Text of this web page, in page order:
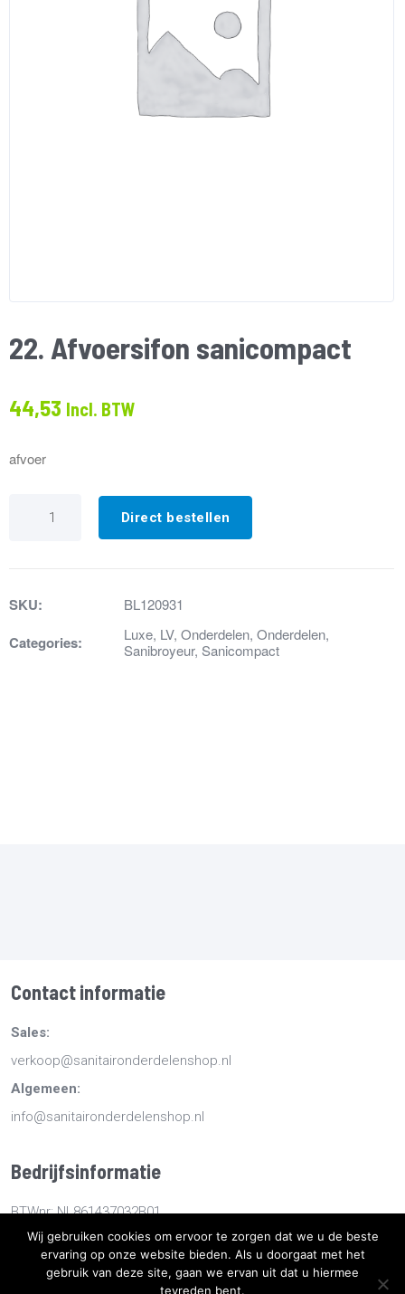
22. Afvoersifon sanicompact
44,53 Incl. BTW
afvoer
Afvoersifon
Direct bestellen
SKU: BL120931
Categories: Luxe, LV, Onderdelen, Onderdelen,
Sanibroyeur, Sanicompact
Contact informatie
Sales:
verkoop@sanitaironderdelenshop.nl
Algemeen:
info@sanitaironderdelenshop.nl
Bedrijfsinformatie
BTWnr: NL861437032B01
KvKnr: 78527112
Wij gebruiken cookies om ervoor te zorgen dat we u de beste
ervaring op onze website bieden. Als u doorgaat met het
gebruik van deze site, gaan we ervan uit dat u hiermee
tevreden bent.